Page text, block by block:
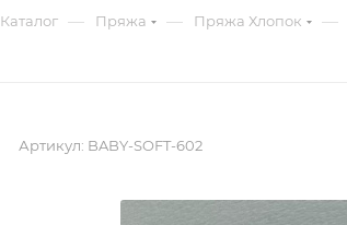
Каталог — Пряжа — Пряжа Хлопок —
Артикул: BABY-SOFT-602